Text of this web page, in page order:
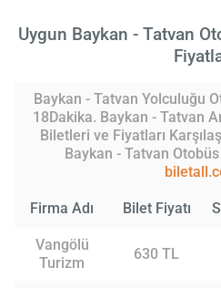
Uygun Baykan - Tatvan
Baykan - Tatvan Yolculuğu
18Dakika. Baykan - Tatvan
Biletleri ve Fiyatları
Baykan - Tatvan
Firma Adı Bilet Fiyatı
Vangölü
Turizm
630 TL